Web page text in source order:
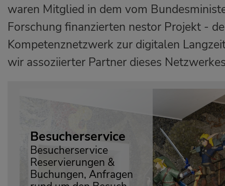
waren Mitglied in dem vom
Forschung finanzierten nestor Projekt -
Kompetenznetzwerk zur digitalen
wir assoziierter Partner dieses
Martin Görlich